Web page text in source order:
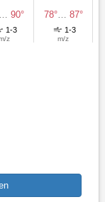
90°
1-3
z
78°… 87°
1-3
m/z